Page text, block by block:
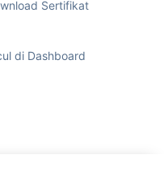
Sertifikat
di Dashboard